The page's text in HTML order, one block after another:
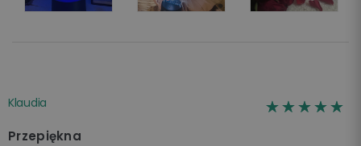
Klaudia ☆☆☆☆☆
★★★★★
Przepiękna